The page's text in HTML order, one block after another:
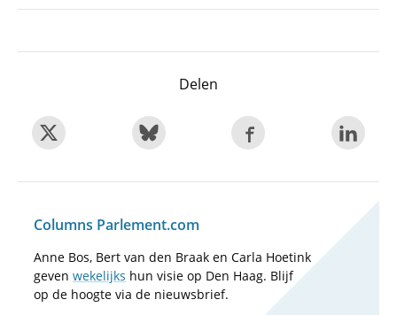
Delen
Columns Parlement.com
Anne Bos, Bert van den Braak en Carla Hoetink
geven wekelijks hun visie op Den Haag. Blijf
op de hoogte via de nieuwsbrief.